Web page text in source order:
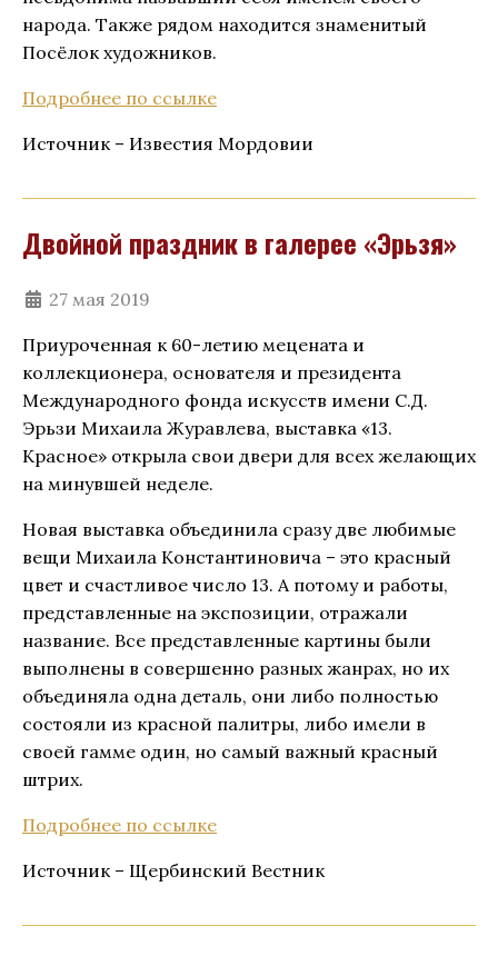
народа. Также рядом находится знаменитый
Посёлок художников.
Подробнее по ссылке
Источник – Известия Мордовии
Двойной праздник в галерее «Эрьзя»
27 мая 2019
Приуроченная к 60-летию мецената и
коллекционера, основателя и президента
Международного фонда искусств имени С.Д.
Эрьзи Михаила Журавлева, выставка «13.
Красное» открыла свои двери для всех желающих
на минувшей неделе.
Новая выставка объединила сразу две любимые
вещи Михаила Константиновича – это красный
цвет и счастливое число 13. А потому и работы,
представленные на экспозиции, отражали
название. Все представленные картины были
выполнены в совершенно разных жанрах, но их
объединяла одна деталь, они либо полностью
состояли из красной палитры, либо имели в
своей гамме один, но самый важный красный
штрих.
Подробнее по ссылке
Источник – Щербинский Вестник